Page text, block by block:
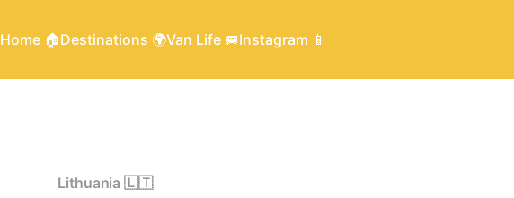
Home 🏠Destinations 🌍Van Life 🚐Instagram 📱
Lithuania 🇱🇹